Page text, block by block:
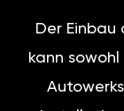
Der Einbau
kann